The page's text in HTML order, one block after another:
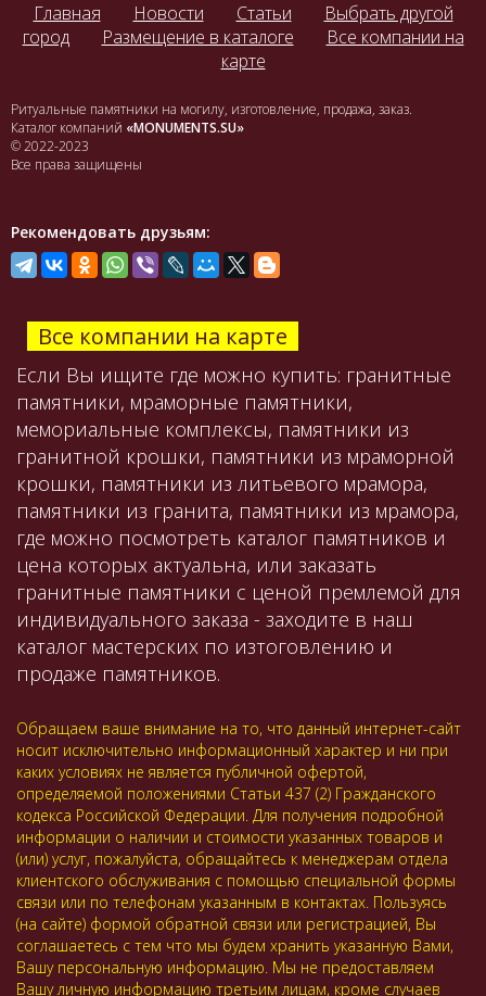
Главная Новости Статьи
Выбрать другой
город
Размещение в каталоге
Все компании на
карте
Ритуальные памятники на могилу, изготовление, продажа, заказ.
Каталог компаний «MONUMENTS.SU»
© 2022-2023
Все права защищены
Рекомендовать друзьям:
Все компании на карте
Если Вы ищите где можно купить: гранитные
памятники, мраморные памятники,
мемориальные комплексы, памятники из
гранитной крошки, памятники из мраморной
крошки, памятники из литьевого мрамора,
памятники из гранита, памятники из мрамора,
где можно посмотреть каталог памятников и
цена которых актуальна, или заказать
гранитные памятники с ценой премлемой для
индивидуального заказа - заходите в наш
каталог мастерских по изтоговлению и
продаже памятников.
Обращаем ваше внимание на то, что данный интернет-сайт
носит исключительно информационный характер и ни при
каких условиях не является публичной офертой,
определяемой положениями Статьи 437 (2) Гражданского
кодекса Российской Федерации. Для получения подробной
информации о наличии и стоимости указанных товаров и
(или) услуг, пожалуйста, обращайтесь к менеджерам отдела
клиентского обслуживания с помощью специальной формы
связи или по телефонам указанным в контактах. Пользуясь
(на сайте) формой обратной связи или регистрацией, Вы
соглашаетесь с тем что мы будем хранить указанную Вами,
Вашу персональную информацию. Мы не предоставляем
Вашу личную информацию третьим лицам, кроме случаев